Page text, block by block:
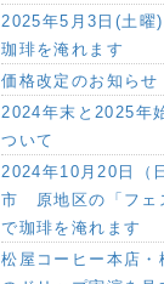
2025年5月3日(土曜
珈琲を淹れます
価格改定のお知らせ
2024年末と2025年
ついて
2024年10月20日（
市 原地区の「フェ
で珈琲を淹れます
松屋コーヒー本店・